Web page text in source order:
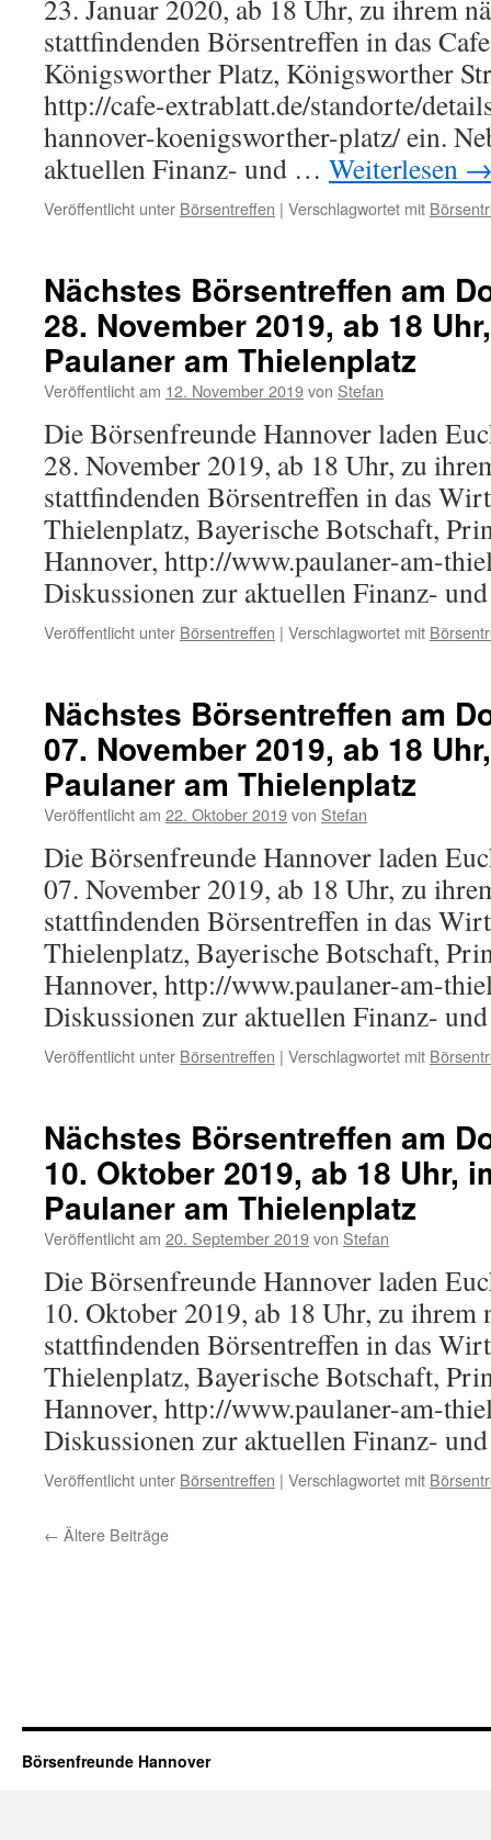
23. Januar 2020, ab 18 Uhr, zu ihrem
stattfindenden Börsentreffen in das
Königsworther Platz, Königsworther
http://cafe-extrablatt.de/standorte/
hannover-koenigsworther-platz/ ein.
aktuellen Finanz- und … Weiterlesen
Veröffentlicht unter Börsentreffen | Verschlagwortet mit
Nächstes Börsentreffen am
28. November 2019, ab 18
Paulaner am Thielenplatz
Veröffentlicht am 12. November 2019von Stefan
Die Börsenfreunde Hannover laden
28. November 2019, ab 18 Uhr, zu
stattfindenden Börsentreffen in das
Thielenplatz, Bayerische Botschaft,
Hannover, http://www.paulaner-am-
Diskussionen zur aktuellen Finanz-
Veröffentlicht unter Börsentreffen | Verschlagwortet mit
Nächstes Börsentreffen am
07. November 2019, ab 18
Paulaner am Thielenplatz
Veröffentlicht am 22. Oktober 2019von Stefan
Die Börsenfreunde Hannover laden
07. November 2019, ab 18 Uhr, zu
stattfindenden Börsentreffen in das
Thielenplatz, Bayerische Botschaft,
Hannover, http://www.paulaner-am-
Diskussionen zur aktuellen Finanz-
Veröffentlicht unter Börsentreffen | Verschlagwortet mit
Nächstes Börsentreffen am
10. Oktober 2019, ab 18 Uhr,
Paulaner am Thielenplatz
Veröffentlicht am 20. September 2019von Stefan
Die Börsenfreunde Hannover laden
10. Oktober 2019, ab 18 Uhr, zu ihrem
stattfindenden Börsentreffen in das
Thielenplatz, Bayerische Botschaft,
Hannover, http://www.paulaner-am-
Diskussionen zur aktuellen Finanz-
Veröffentlicht unter Börsentreffen | Verschlagwortet mit
← Ältere Beiträge
Börsenfreunde Hannover